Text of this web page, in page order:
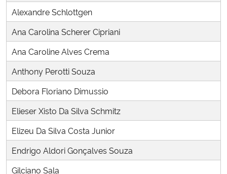
Ministério da Agricultura, Pecuária e Abastecimento
Ministério da Educação
Ministério de Minas e Energia
Ministério da Ciência, Tecnologia, Inovações e Comunicações
Ministério do Meio Ambiente
Alexandre Schlottgen
Ana Carolina Scherer Cipriani
Ana Caroline Alves Crema
Anthony Perotti Souza
Debora Floriano Dimussio
Elieser Xisto Da Silva Schmitz
Elizeu Da Silva Costa Junior
Endrigo Aldori Gonçalves Souza
Gilciano Sala